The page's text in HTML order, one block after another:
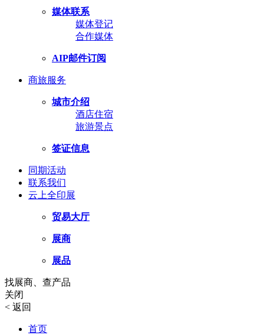
媒体联系
媒体登记
合作媒体
AIP邮件订阅
商旅服务
城市介绍
酒店住宿
旅游景点
签证信息
同期活动
联系我们
云上全印展
贸易大厅
展商
展品
找展商、查产品
关闭
< 返回
首页